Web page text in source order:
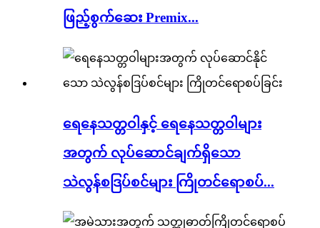
ဖြည့်စွက်ဆေး Premix...
ရေနေသတ္တဝါနှင့် ရေနေသတ္တဝါများ
အတွက် လုပ်ဆောင်ချက်ရှိသော
သဲလွန်စဒြပ်စင်များ ကြိုတင်ရောစပ်...